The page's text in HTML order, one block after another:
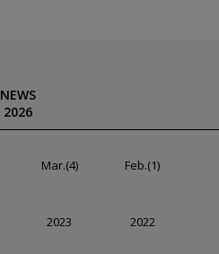
NEWS
2026
Mar.(4) Feb.(1)
2023 2022